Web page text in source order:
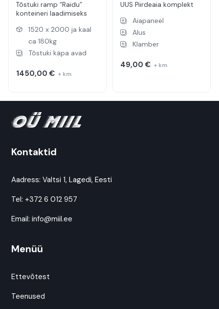
Tõstuki ramp “Raidu”
konteineri laadimiseks
1520 x 2000 ja kaal
ca 180kg
Tõstuki käpa avad
1450,00€ + km
UUS Piirdeaia komplekt
Aiapaneel
Alus
Klamber
49,00€ + km
Kontaktid
Aadress: Valtsi 1, Lagedi, Eesti
Tel: +372 6 012 957
Email: info@miil.ee
Menüü
Ettevõtest
Teenused